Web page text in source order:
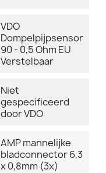
VDO
Dompelpijpsensor
90 - 0,5 Ohm EU
Verstelbaar
Niet
gespecificeerd
door VDO
AMP mannelijke
bladconnector 6,3
x 0,8mm (3x)